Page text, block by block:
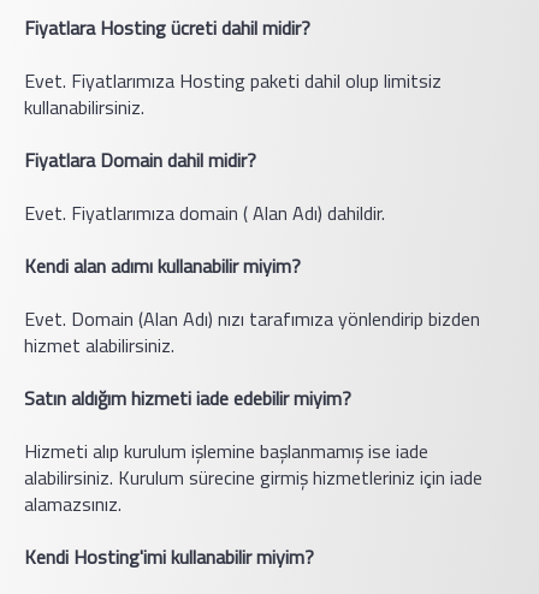
Fiyatlara Hosting ücreti dahil midir?
Evet. Fiyatlarımıza Hosting paketi dahil olup limitsiz
kullanabilirsiniz.
Fiyatlara Domain dahil midir?
Evet. Fiyatlarımıza domain ( Alan Adı) dahildir.
Kendi alan adımı kullanabilir miyim?
Evet. Domain (Alan Adı) nızı tarafımıza yönlendirip bizden
hizmet alabilirsiniz.
Satın aldığım hizmeti iade edebilir miyim?
Hizmeti alıp kurulum işlemine başlanmamış ise iade
alabilirsiniz. Kurulum sürecine girmiş hizmetleriniz için iade
alamazsınız.
Kendi Hosting'imi kullanabilir miyim?